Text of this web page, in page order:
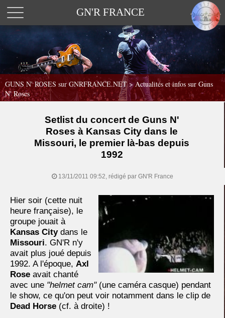
GN'R FRANCE
GUNS N' ROSES sur GNRFRANCE.NET>Actualités et infos sur Guns
N' Roses
Setlist du concert de Guns N'
Roses à Kansas City dans le
Missouri, le premier là-bas depuis
1992
13/11/2011 09:52, rédigé par GN'R France
Hier soir (cette nuit
heure française), le
groupe jouait à
Kansas City dans le
Missouri. GN'R n'y
avait plus joué depuis
1992. A l'époque, Axl
Rose avait chanté
avec une "helmet cam"(une caméra casque) pendant
le show, ce qu'on peut voir notamment dans le clip de
Dead Horse (cf. à droite) !